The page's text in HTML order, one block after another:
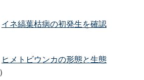
イネ縞葉枯病の初発生を確認
ヒメトビウンカの形態と生態